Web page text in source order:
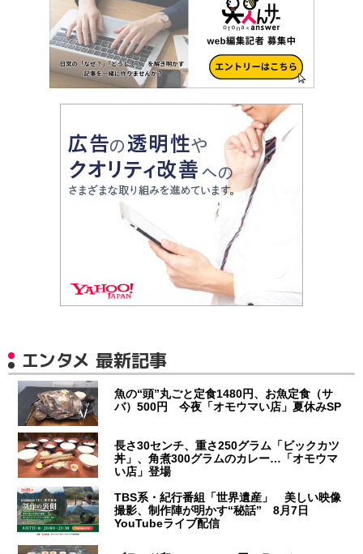
エンタメ 最新記事
魚の“頭”丸ごと定食1480円、お魚定食（サ
バ）500円 今夜「オモウマい店」夏休みSP
長さ30センチ、重さ250グラム「ビックカツ
丼」、角煮300グラムのカレー…「オモウマ
い店」登場
TBS系・紀行番組「世界遺産」 美しい映像
撮影、制作陣が明かす“秘話” 8月7日
YouTubeライブ配信